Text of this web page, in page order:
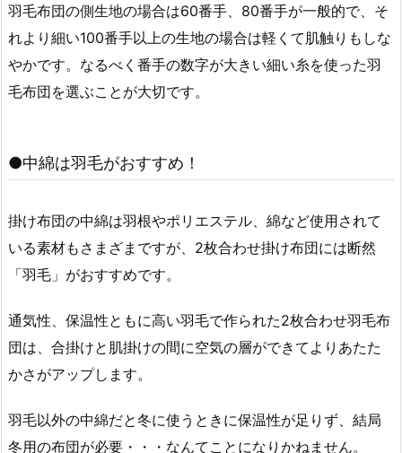
羽毛布団の側生地の場合は60番手、80番手が一般的で、そ
れより細い100番手以上の生地の場合は軽くて肌触りもしな
やかです。なるべく番手の数字が大きい細い糸を使った羽
毛布団を選ぶことが大切です。
●中綿は羽毛がおすすめ！
掛け布団の中綿は羽根やポリエステル、綿など使用されて
いる素材もさまざまですが、2枚合わせ掛け布団には断然
「羽毛」がおすすめです。
通気性、保温性ともに高い羽毛で作られた2枚合わせ羽毛布
団は、合掛けと肌掛けの間に空気の層ができてよりあたた
かさがアップします。
羽毛以外の中綿だと冬に使うときに保温性が足りず、結局
冬用の布団が必要・・・なんてことになりかねません。